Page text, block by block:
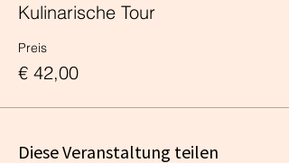
Kulinarische Tour
Preis
€ 42,00
Diese Veranstaltung teilen